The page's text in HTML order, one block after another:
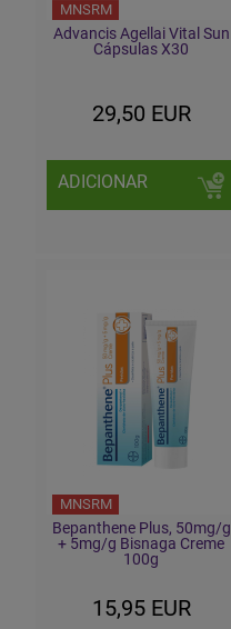
MNSRM
Advancis Agellai Vital Sun
Cápsulas X30
29,50 EUR
ADICIONAR
MNSRM
Bepanthene Plus, 50mg/g
+ 5mg/g Bisnaga Creme
100g
15,95 EUR